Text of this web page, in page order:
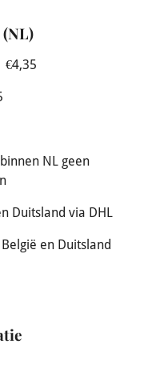
€4,35
NL geen
Duitsland via DHL
en Duitsland